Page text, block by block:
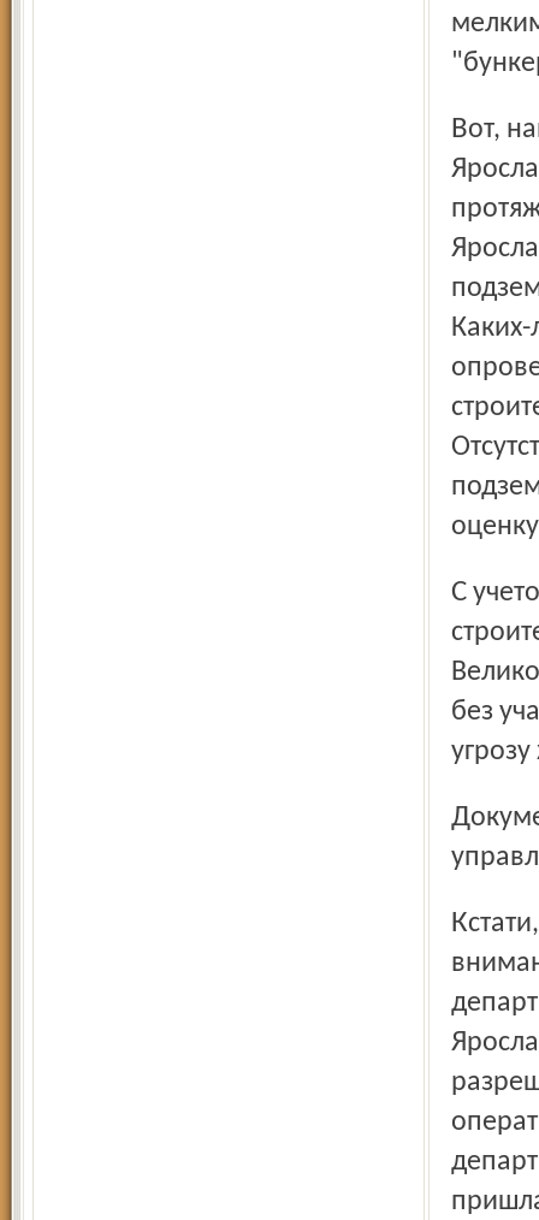
Вот, например, официальная бумага из УФСБ по
С учетом полученных свидетельских данных о
без
Документ подписал в то время заместитель начальника
Кстати, раскопки двух энтузиастов не остались без